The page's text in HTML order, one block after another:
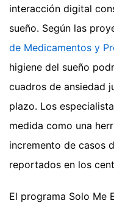
interacción digital
sueño. Según las
de Medicamentos y
higiene del sueño
cuadros de ansiedad
plazo. Los
medida como una
incremento de casos
reportados en los
El programa Solo Me